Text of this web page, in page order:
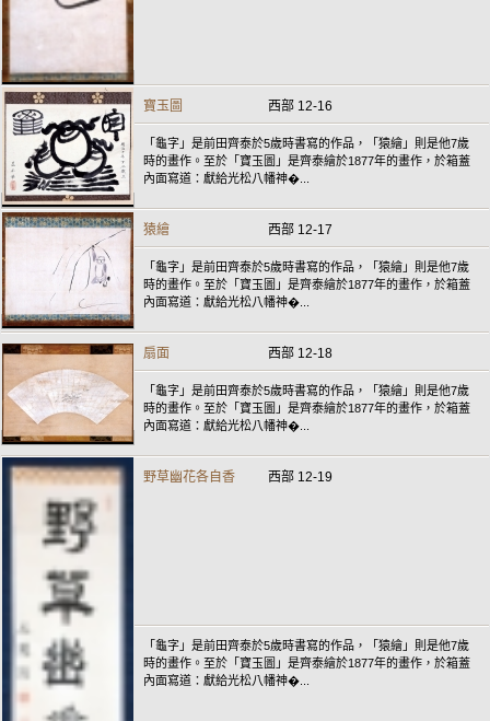
寶玉圖 西部 12-16
「龜字」是前田齊泰於5歲時書寫的作品，「猿繪」則是他7歲
時的畫作。至於「寶玉圖」是齊泰繪於1877年的畫作，於箱蓋
內面寫道：獻給光松八幡神�...
猿繪 西部 12-17
「龜字」是前田齊泰於5歲時書寫的作品，「猿繪」則是他7歲
時的畫作。至於「寶玉圖」是齊泰繪於1877年的畫作，於箱蓋
內面寫道：獻給光松八幡神�...
扇面 西部 12-18
「龜字」是前田齊泰於5歲時書寫的作品，「猿繪」則是他7歲
時的畫作。至於「寶玉圖」是齊泰繪於1877年的畫作，於箱蓋
內面寫道：獻給光松八幡神�...
野草幽花各自香 西部 12-19
「龜字」是前田齊泰於5歲時書寫的作品，「猿繪」則是他7歲
時的畫作。至於「寶玉圖」是齊泰繪於1877年的畫作，於箱蓋
內面寫道：獻給光松八幡神�...